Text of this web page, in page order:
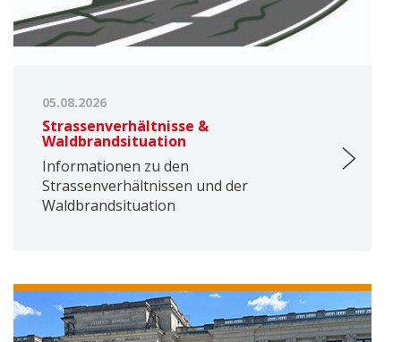
05.08.2026
Strassenverhältnisse &
Waldbrandsituation
Informationen zu den
Strassenverhältnissen und der
Waldbrandsituation